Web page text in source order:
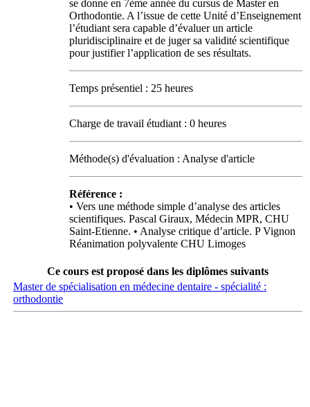
se donne en 7ème année du cursus de Master en
Orthodontie. A l’issue de cette Unité d’Enseignement
l’étudiant sera capable d’évaluer un article
pluridisciplinaire et de juger sa validité scientifique
pour justifier l’application de ses résultats.
Temps présentiel : 25 heures
Charge de travail étudiant : 0 heures
Méthode(s) d'évaluation : Analyse d'article
Référence :
• Vers une méthode simple d’analyse des articles
scientifiques. Pascal Giraux, Médecin MPR, CHU
Saint‐Etienne. • Analyse critique d’article. P Vignon
Réanimation polyvalente CHU Limoges
Ce cours est proposé dans les diplômes suivants
Master de spécialisation en médecine dentaire - spécialité :
orthodontie